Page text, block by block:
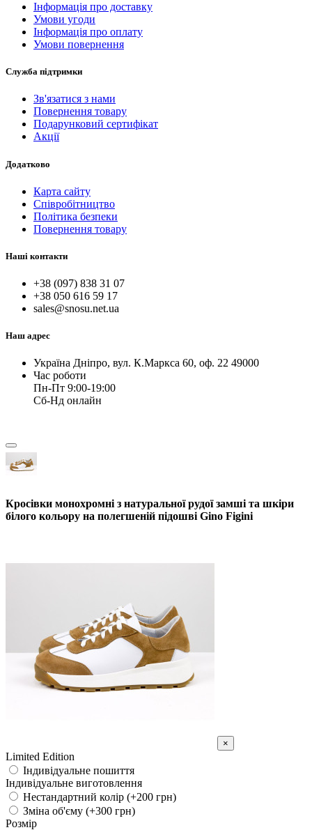
Інформація про доставку
Умови угоди
Інформація про оплату
Умови повернення
Служба підтримки
Зв'язатися з нами
Повернення товару
Подарунковий сертифікат
Акції
Додатково
Карта сайту
Співробітництво
Політика безпеки
Повернення товару
Наші контакти
+38 (097) 838 31 07
+38 050 616 59 17
sales@snosu.net.ua
Наш адрес
Україна Дніпро, вул. К.Маркса 60, оф. 22 49000
Час роботи
Пн-Пт 9:00-19:00
Сб-Нд онлайн
Кросівки монохромні з натуральної рудої замші та шкіри
білого кольору на полегшеній підошві Gino Figini
×
Limited Edition
Індивідуальне пошиття
Індивідуальне виготовлення
Нестандартний колір (+200 грн)
Зміна об'єму (+300 грн)
Розмір